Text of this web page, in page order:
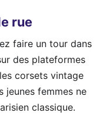
rue
faire un tour dans
des plateformes
corsets vintage
jeunes femmes ne
classique.